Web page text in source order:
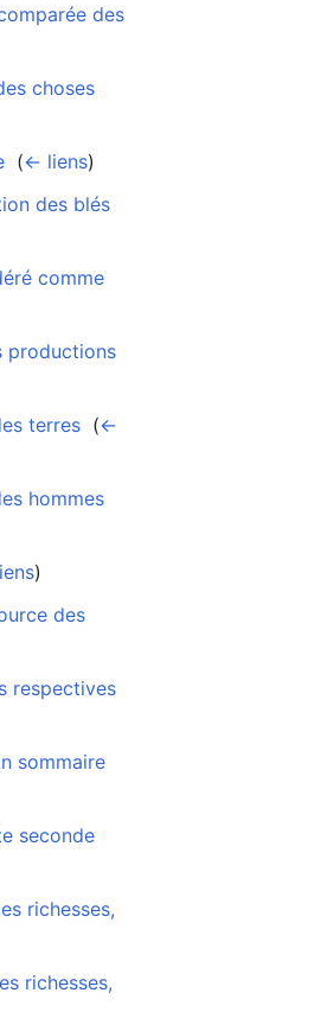
des
choses
(← liens)
des blés
comme
productions
terres (←
hommes
)
des
respectives
sommaire
seconde
richesses,
richesses,